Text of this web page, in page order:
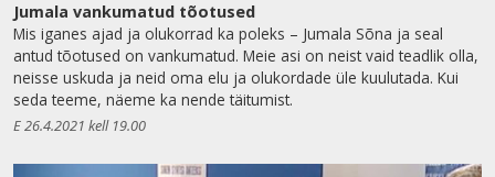
Jumala vankumatud tõotused
Mis iganes ajad ja olukorrad ka poleks – Jumala Sõna ja seal
antud tõotused on vankumatud. Meie asi on neist vaid teadlik olla,
neisse uskuda ja neid oma elu ja olukordade üle kuulutada. Kui
seda teeme, näeme ka nende täitumist.
E 26.4.2021 kell 19.00